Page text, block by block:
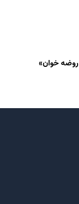
روضه خوان»